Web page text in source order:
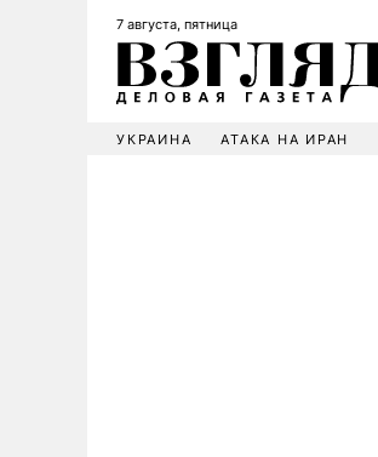
7 августа, пятница
УКРАИНА АТАКА НА ИРАН